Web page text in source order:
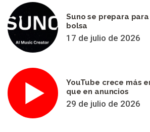
Suno se prepara
bolsa
17 de julio de 2026
YouTube crece más
que en anuncios
29 de julio de 2026